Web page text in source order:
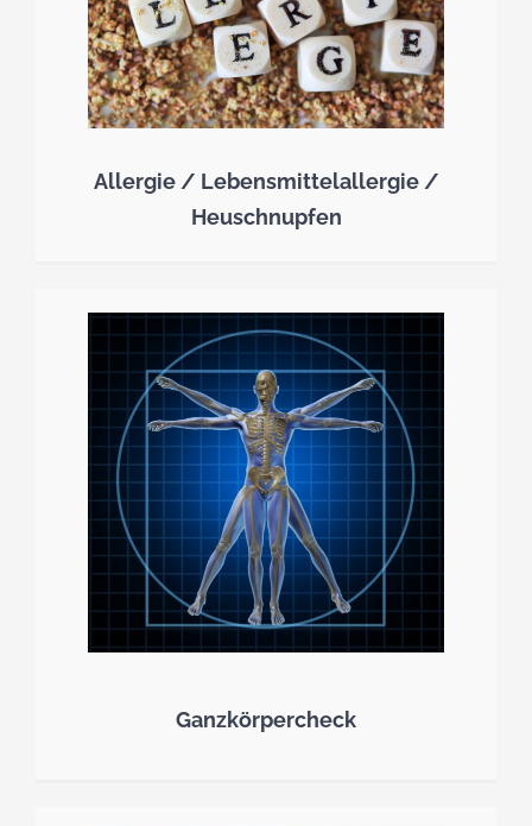
Allergie / Lebensmittelallergie /
Heuschnupfen
Ganzkörpercheck